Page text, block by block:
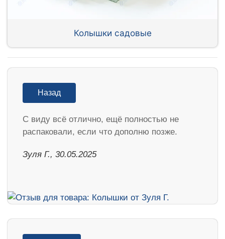
Колышки садовые
Назад
С виду всё отлично, ещё полностью не
распаковали, если что дополню позже.
Зуля Г., 30.05.2025